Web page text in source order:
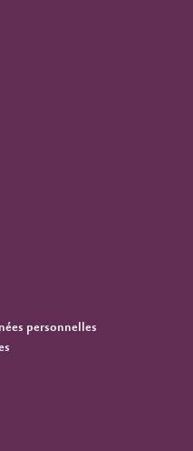
personnelles